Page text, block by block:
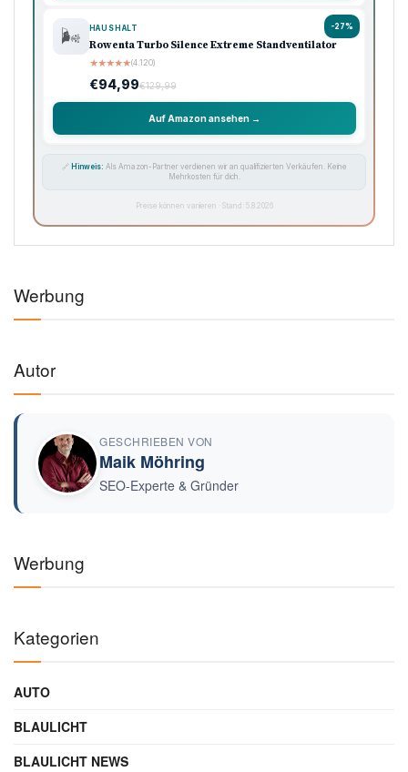
-27%
🌬️ HAUSHALT
Rowenta Turbo Silence Extreme Standventilator
★★★★★(4.120)
€94,99€129,99
Auf Amazon ansehen →
🔗 Hinweis: Als Amazon-Partner verdienen wir an qualifizierten Verkäufen. Keine
Mehrkosten für dich.
Preise können variieren · Stand: 5.8.2026
Werbung
Autor
GESCHRIEBEN VON
Maik Möhring
SEO-Experte & Gründer
Werbung
Kategorien
AUTO
BLAULICHT
BLAULICHT NEWS